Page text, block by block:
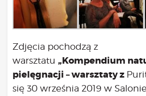
Zdjęcia pochodzą z
warsztatu „Kompendium
pielęgnacji – warsztaty z
się 30 września 2019 w